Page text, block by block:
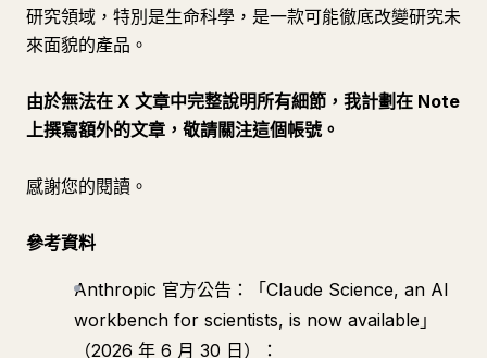
研究領域，特別是生命科學，是一款可能徹底改變研究未
來面貌的產品。
由於無法在 X 文章中完整說明所有細節，我計劃在 Note
上撰寫額外的文章，敬請關注這個帳號。
感謝您的閱讀。
參考資料
Anthropic 官方公告：「Claude Science, an AI
workbench for scientists, is now available」
（2026 年 6 月 30 日）：